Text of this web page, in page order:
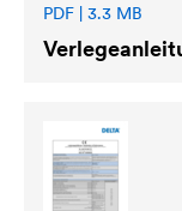
PDF | 3.3 MB